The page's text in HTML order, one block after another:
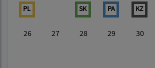
PL SK PA KZ
26 27 28 29 30